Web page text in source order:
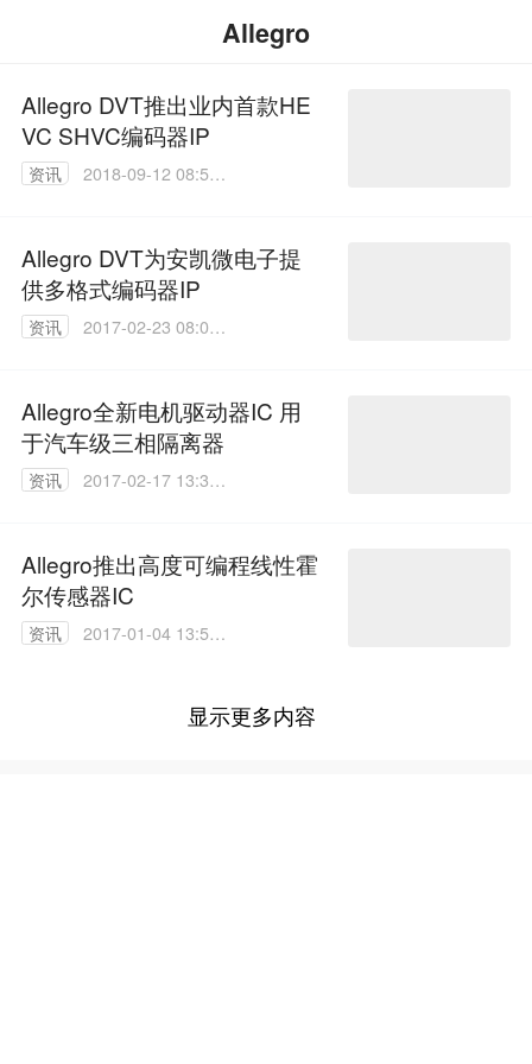
Allegro
Allegro DVT推出业内首款HE
VC SHVC编码器IP
资讯
2018-09-12 08:57:
Allegro DVT为安凯微电子提
供多格式编码器IP
资讯
2017-02-23 08:01:
Allegro全新电机驱动器IC 用
于汽车级三相隔离器
资讯
2017-02-17 13:34:
Allegro推出高度可编程线性霍
尔传感器IC
资讯
2017-01-04 13:54:
显示更多内容